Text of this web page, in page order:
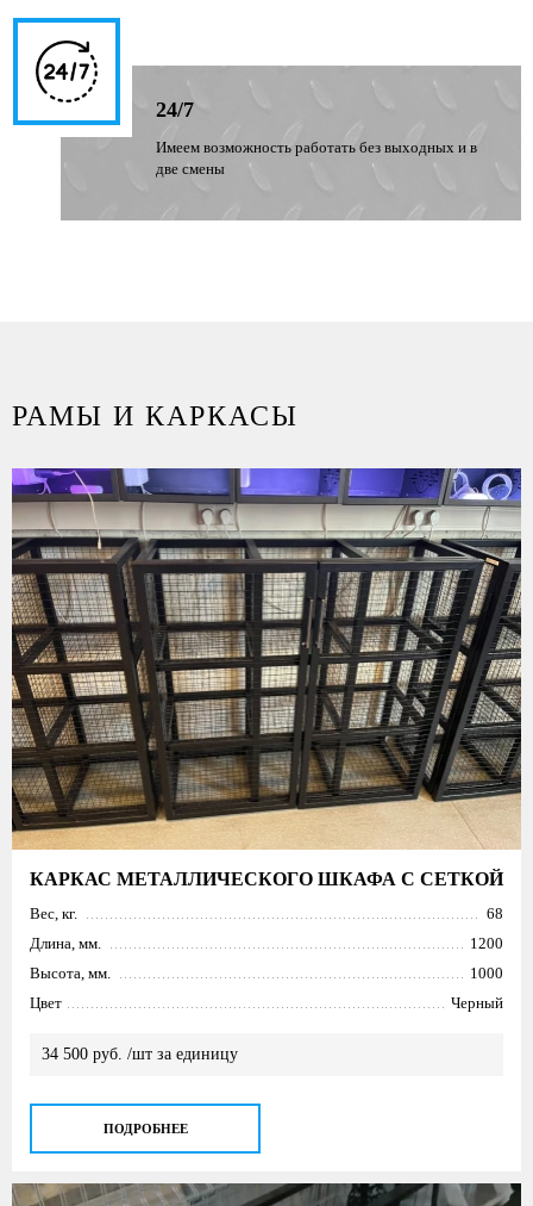
24/7
Имеем возможность работать без выходных и в
две смены
РАМЫ И КАРКАСЫ
КАРКАС МЕТАЛЛИЧЕСКОГО ШКАФА С СЕТКОЙ
Вес, кг.
68
Длина, мм.
1200
Высота, мм.
1000
Цвет
Черный
34 500 руб. /шт за единицу
ПОДРОБНЕЕ